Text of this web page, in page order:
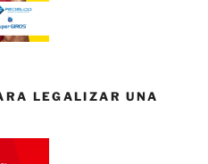
LEGALIZAR UNA